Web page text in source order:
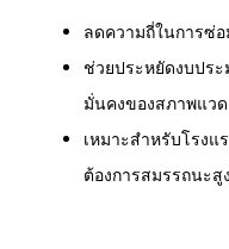
ลดความถี่ในการซ่อ
ช่วยประหยัดงบปร
มั่นคงของสภาพแว
เหมาะสำหรับโรง
ต้องการสมรรถนะสูง